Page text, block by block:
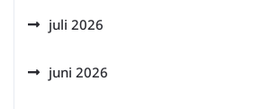
juli 2026
juni 2026